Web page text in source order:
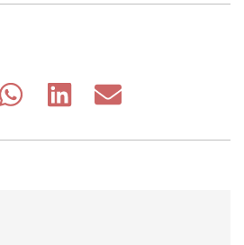
Share
Share
Share